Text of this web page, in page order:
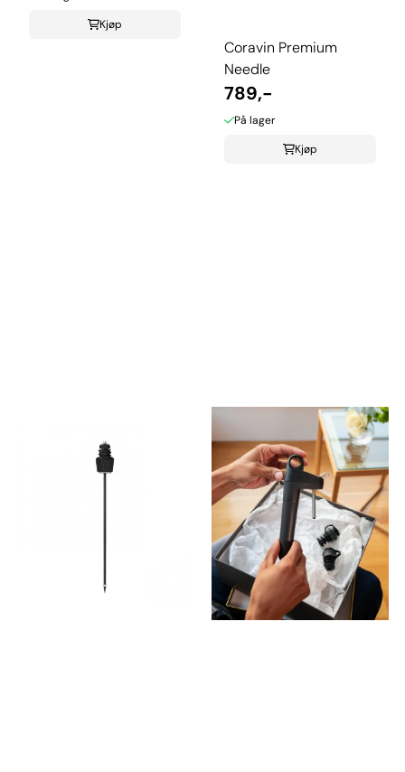
Kjøp
Coravin Premium
Needle
789,-
På lager
Kjøp